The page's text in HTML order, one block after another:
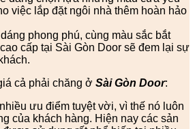
việc lắp đặt ngôi nhà thêm hoàn hảo
phong phú, cùng màu sắc bắt
cấp tại Sài Gòn Door sẽ đem lại sự
cả phải chăng ở Sài Gòn Door:
ưu điểm tuyệt vời, vì thế nó luôn
của khách hàng. Hiện nay các sản